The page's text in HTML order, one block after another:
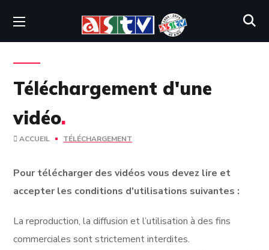
Téléchargement d'une
vidéo.
ACCUEIL TÉLÉCHARGEMENT
Pour télécharger des vidéos vous devez lire et
accepter les conditions d'utilisations suivantes :
La reproduction, la diffusion et l’utilisation à des fins
commerciales sont strictement interdites.